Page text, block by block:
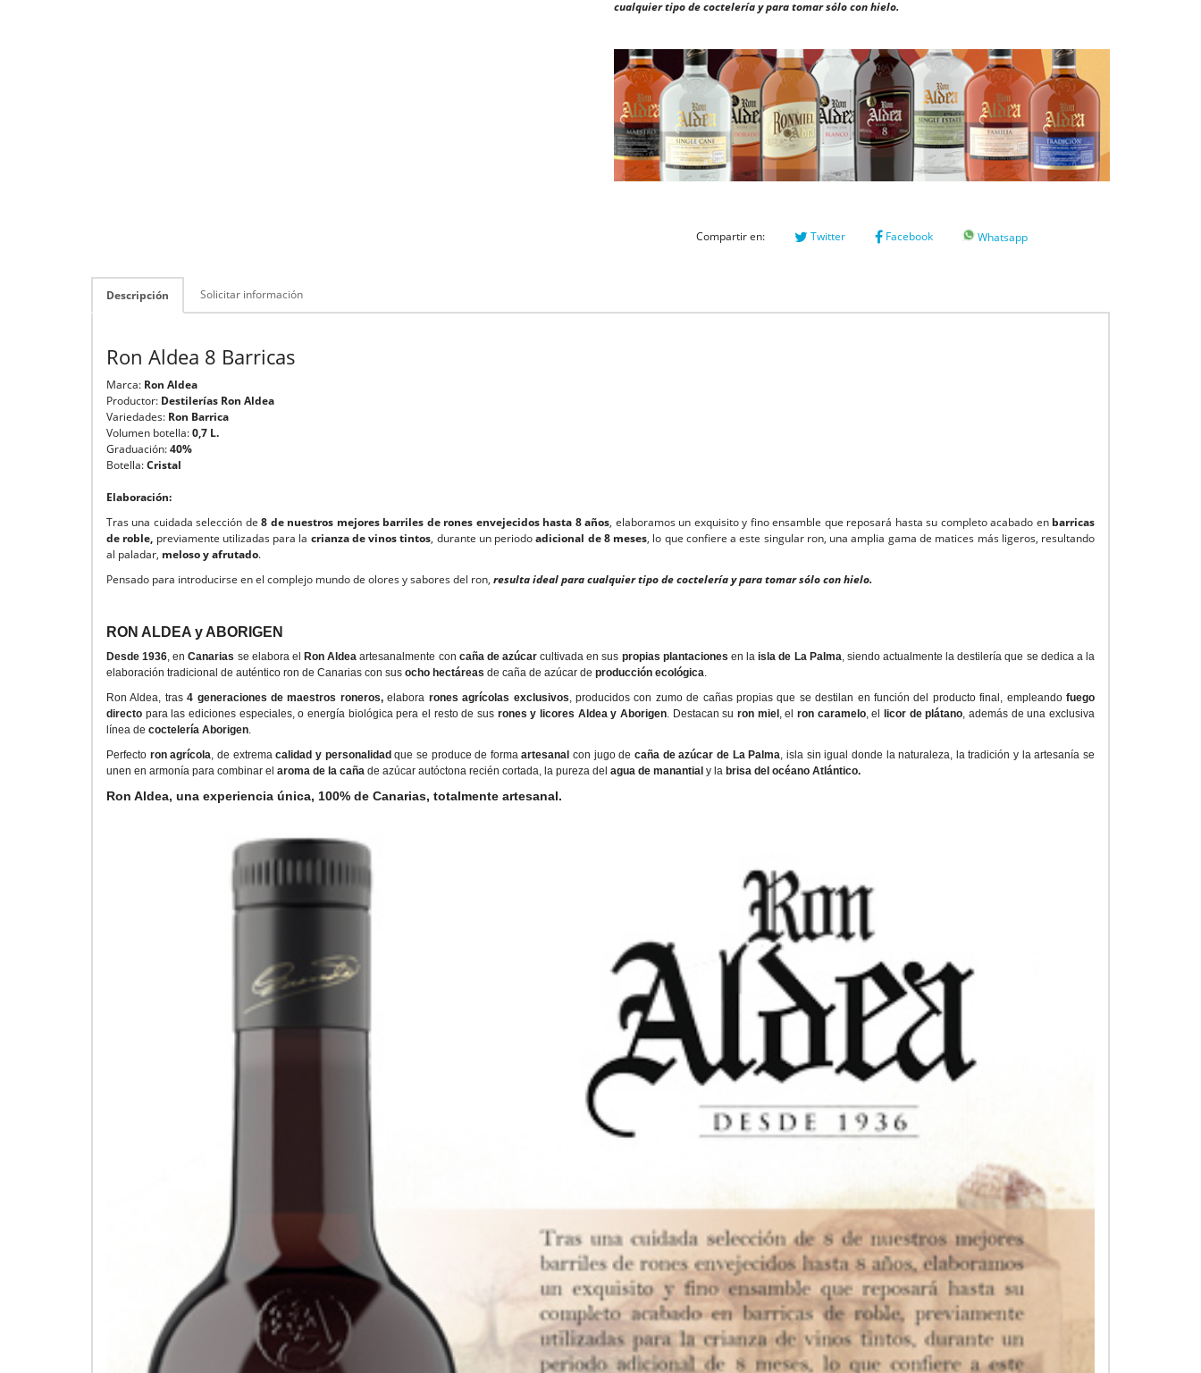
cualquier tipo de coctelería y para tomar sólo con hielo.
Compartir en: Twitter Facebook Whatsapp
Descripción Solicitar información
Ron Aldea 8 Barricas
Marca: Ron Aldea
Productor: Destilerías Ron Aldea
Variedades: Ron Barrica
Volumen botella:0,7 L.
Graduación:40%
Botella:Cristal
Elaboración:
Tras una cuidada selección de8 de nuestros mejores barriles de rones envejecidos hasta 8 años, elaboramos un exquisito y fino ensamble que reposará hasta su completo acabado en barricas
de roble, previamente utilizadas para la crianza de vinos tintos, durante un periodoadicional de 8 meses, lo que confiere a este singular ron, una amplia gama de matices más ligeros, resultando
al paladar, meloso y afrutado.
Pensado para introducirse en el complejo mundo de olores y sabores del ron, resulta ideal para cualquier tipo de coctelería y para tomar sólo con hielo.
RON ALDEA y ABORIGEN
Desde 1936, enCanarias se elabora el Ron Aldea artesanalmente con caña de azúcar cultivada en sus propias plantaciones en laisla de La Palma, siendo actualmente la destilería que se dedica a la
elaboración tradicional de auténtico ron de Canarias con sus ocho hectáreas de caña de azúcar de producción ecológica.
Ron Aldea, tras4 generaciones de maestros roneros,elabora rones agrícolas exclusivos, producidos con zumo de cañas propias que se destilan en función del producto final, empleandofuego
directo para las ediciones especiales, o energía biológica pera el resto de sus rones y licores Aldea y Aborigen. Destacan suron miel , elron caramelo, el licor de plátano, además de una exclusiva
línea de coctelería Aborigen.
Perfecto ron agrícola, de extremacalidad y personalidad que se produce de formaartesanalcon jugo decaña de azúcar de La Palma, isla sin igual donde la naturaleza, la tradición y la artesanía se
unen en armonía para combinar el aroma de la caña de azúcar autóctona recién cortada, la pureza del agua de manantial y la brisa del océano Atlántico.
Ron Aldea, una experiencia única, 100% de Canarias, totalmente artesanal.